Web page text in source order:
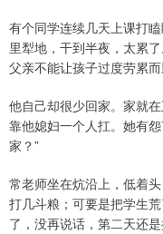
有个同学连续几天上课打
里犁地，干到半夜，太累
父亲不能让孩子过度劳累而
他自己却很少回家。家就
靠他媳妇一个人扛。她有
家？”
常老师坐在炕沿上，低着
打几斗粮；可要是把学生
了，没再说话，第二天还是